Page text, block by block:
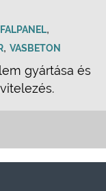
FALPANEL,
, VASBETON
gyártása és